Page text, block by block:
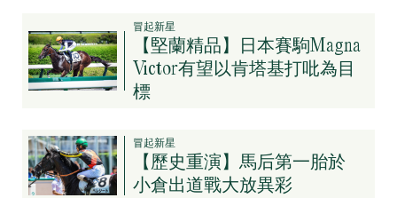
冒起新星
【堅蘭精品】日本賽駒Magna
Victor有望以肯塔基打吡為目
標
冒起新星
【歷史重演】馬后第一胎於
小倉出道戰大放異彩